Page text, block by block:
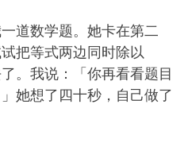
道数学题。她卡在第二
把等式两边同时除以
。我说：「你再看看题目
她想了四十秒，自己做了